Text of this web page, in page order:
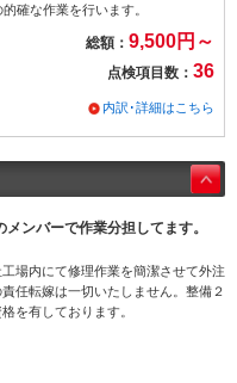
的確な作業を行います。
総額： 9,500円～
点検項目数： 36
内訳･詳細はこちら
メンバーで作業分担してます。
場内にて修理作業を簡潔させて外注
任転嫁は一切いたしません。整備２
を有しております。